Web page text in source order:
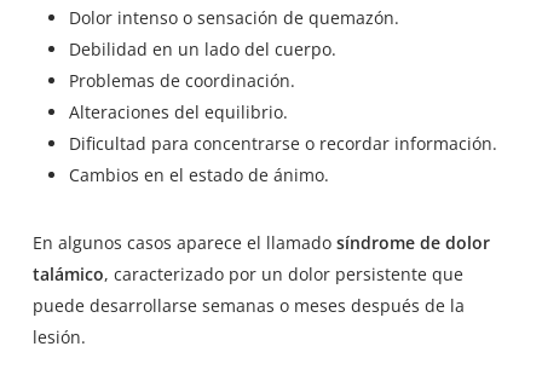
Dolor intenso o sensación de quemazón.
Debilidad en un lado del cuerpo.
Problemas de coordinación.
Alteraciones del equilibrio.
Dificultad para concentrarse o recordar información.
Cambios en el estado de ánimo.
En algunos casos aparece el llamado síndrome de dolor
talámico, caracterizado por un dolor persistente que
puede desarrollarse semanas o meses después de la
lesión.